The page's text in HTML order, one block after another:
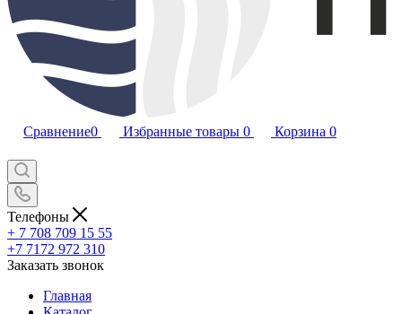
Сравнение0 Избранные товары 0 Корзина 0
Телефоны
+ 7 708 709 15 55
+7 7172 972 310
Заказать звонок
Главная